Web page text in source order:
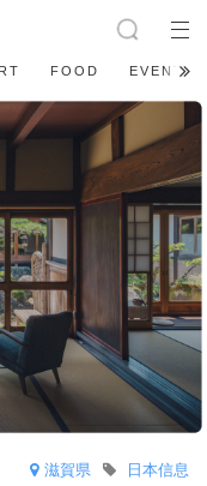
FOOD EVENT
滋賀県 日本信息